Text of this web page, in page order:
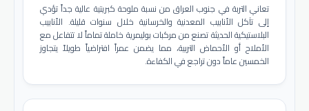
تعاني التربة في جنوب العراق من نسبة ملوحة كبريتية عالية جداً تؤدي
إلى تآكل الأنابيب المعدنية والخرسانية خلال سنوات قليلة. الأنابيب
البلاستيكية الحديثة تصنع من مركبات بوليمرية خاملة تماماً لا تتفاعل مع
الأملاح أو الأحماض التربية، مما يضمن عمراً افتراضياً طويلاً يتجاوز
الخمسين عاماً دون تراجع في الكفاءة.